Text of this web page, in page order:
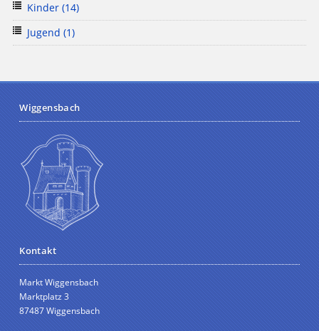
Kinder (14)
Jugend (1)
Wiggensbach
Kontakt
Markt Wiggensbach
Marktplatz 3
87487 Wiggensbach